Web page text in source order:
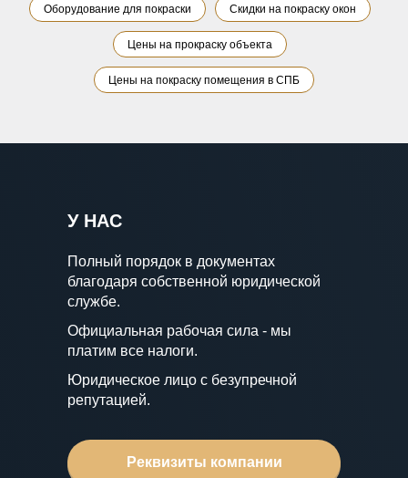
Оборудование для покраски Скидки на покраску окон
Цены на прокраску объекта
Цены на покраску помещения в СПБ
У НАС
Полный порядок в документах
благодаря собственной юридической
службе.
Официальная рабочая сила - мы
платим все налоги.
Юридическое лицо с безупречной
репутацией.
Реквизиты компании